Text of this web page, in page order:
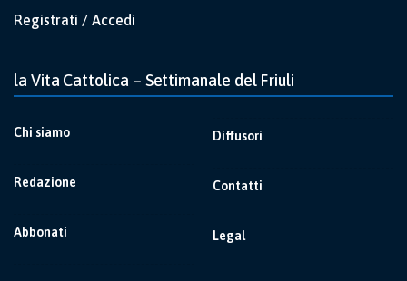
Registrati / Accedi
la Vita Cattolica – Settimanale del Friuli
Chi siamo
Redazione
Abbonati
Diffusori
Contatti
Legal